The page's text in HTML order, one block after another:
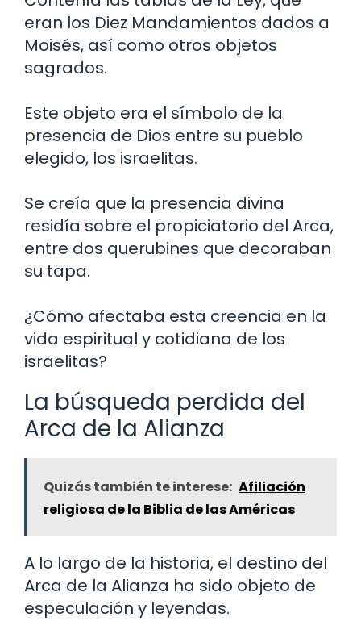
eran los Diez Mandamientos dados a
Moisés, así como otros objetos
sagrados.
Este objeto era el símbolo de la
presencia de Dios entre su pueblo
elegido, los israelitas.
Se creía que la presencia divina
residía sobre el propiciatorio del Arca,
entre dos querubines que decoraban
su tapa.
¿Cómo afectaba esta creencia en la
vida espiritual y cotidiana de los
israelitas?
La búsqueda perdida del
Arca de la Alianza
Quizás también te interese: Afiliación
religiosa de la Biblia de las Américas
A lo largo de la historia, el destino del
Arca de la Alianza ha sido objeto de
especulación y leyendas.